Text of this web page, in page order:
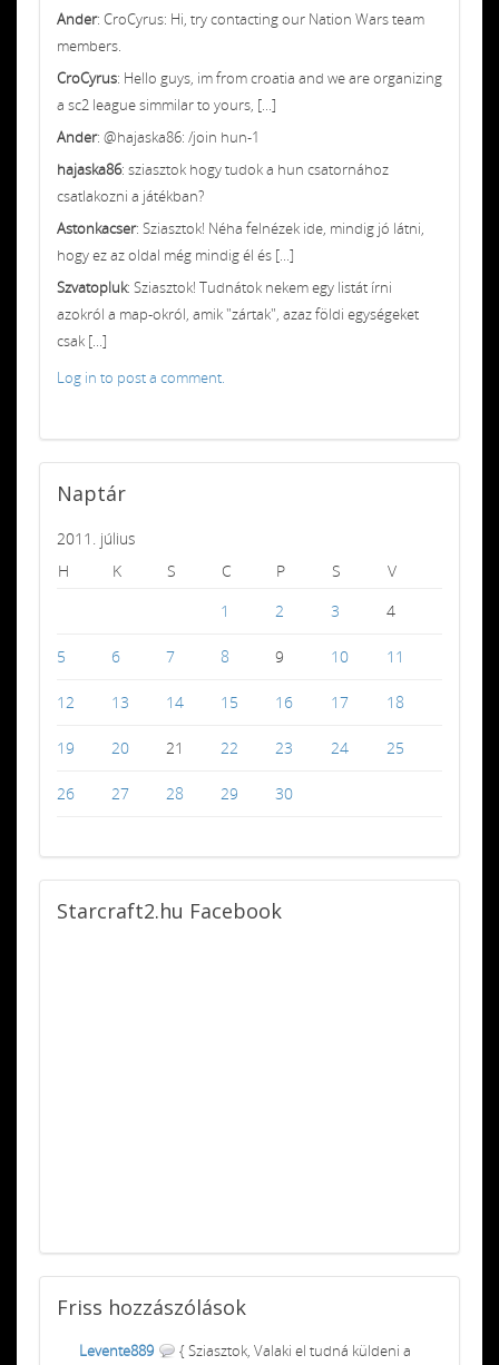
Ander: CroCyrus: Hi, try contacting our Nation Wars team
members.
CroCyrus: Hello guys, im from croatia and we are organizing
a sc2 league simmilar to yours, [...]
Ander: @hajaska86: /join hun-1
hajaska86: sziasztok hogy tudok a hun csatornához
csatlakozni a játékban?
Astonkacser: Sziasztok! Néha felnézek ide, mindig jó látni,
hogy ez az oldal még mindig él és [...]
Szvatopluk: Sziasztok! Tudnátok nekem egy listát írni
azokról a map-okról, amik "zártak", azaz földi egységeket
csak [...]
Log in to post a comment.
Naptár
2011. július
H
K S C P S
V
1
2 3 4
5 6 7 8 9 10 11
12 13 14 15 16 17 18
19 20 21 22 23 24 25
26 27 28 29 30
Starcraft2.hu Facebook
Friss hozzászólások
Levente889
{ Sziasztok, Valaki el tudná küldeni a